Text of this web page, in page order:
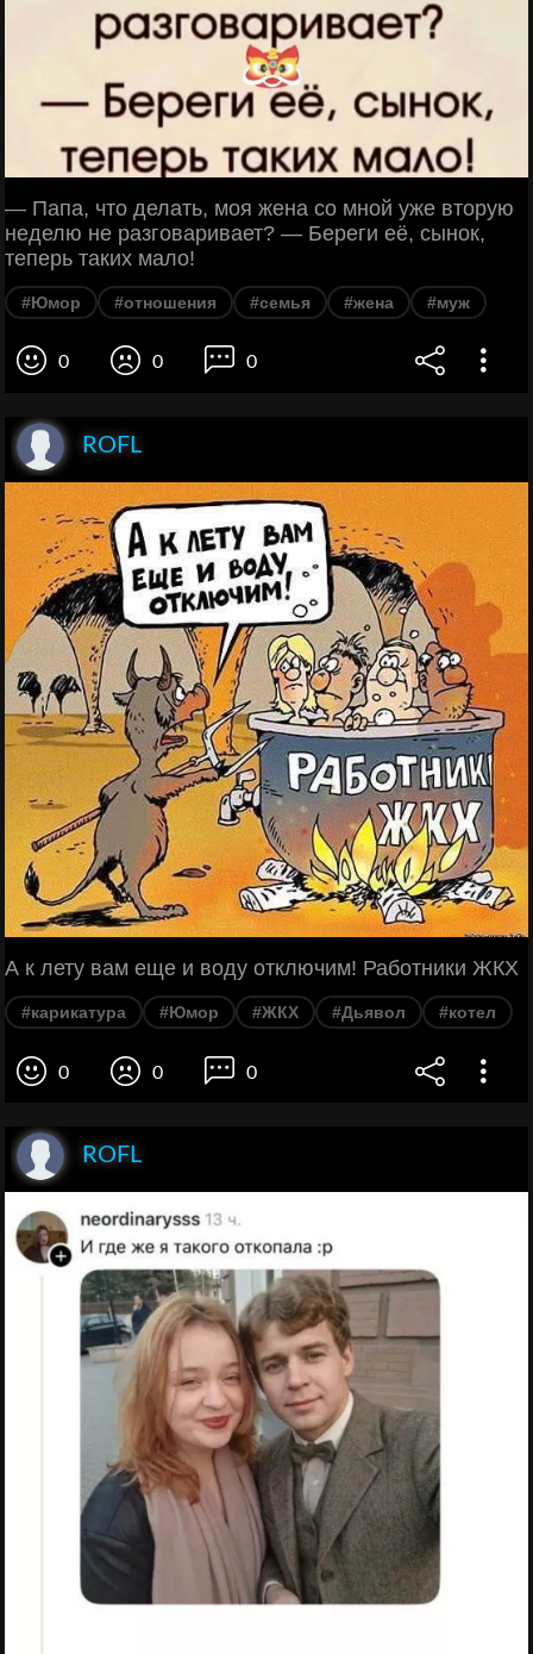
— Папа, что делать, моя жена со мной уже вторую
неделю не разговаривает? — Береги её, сынок,
теперь таких мало!
#Юмор #отношения #семья #жена #муж
0 0 0
ROFL
А к лету вам еще и воду отключим! Работники ЖКХ
#карикатура #Юмор #ЖКХ #Дьявол #котел
0 0 0
ROFL